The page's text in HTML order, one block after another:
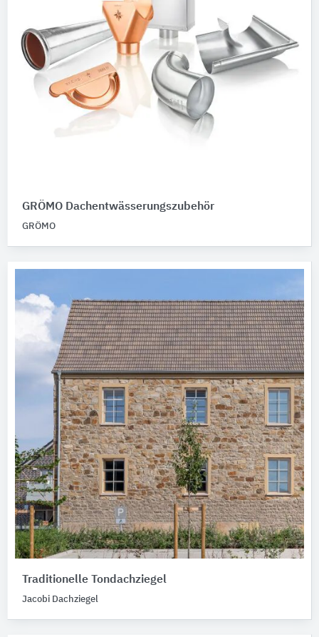
GRÖMO Dachentwässerungszubehör
GRÖMO
Traditionelle Tondachziegel
Jacobi Dachziegel